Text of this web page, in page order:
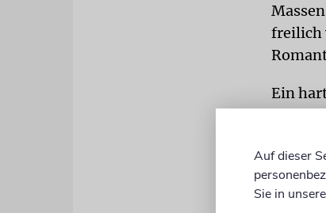
freilich
Ein
zuletzt
Auf dieser
Sie in